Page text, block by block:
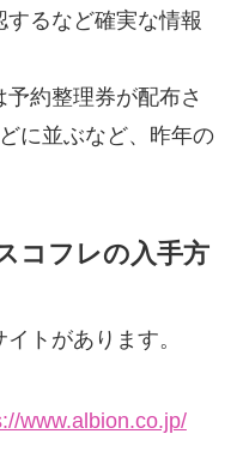
するなど確実な情報
約整理券が配布さ
に並ぶなど、昨年の
コフレの入手方
トがあります。
www.albion.co.jp/